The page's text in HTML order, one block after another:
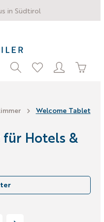
in Südtirol
Welcome Tablet
Hotels &